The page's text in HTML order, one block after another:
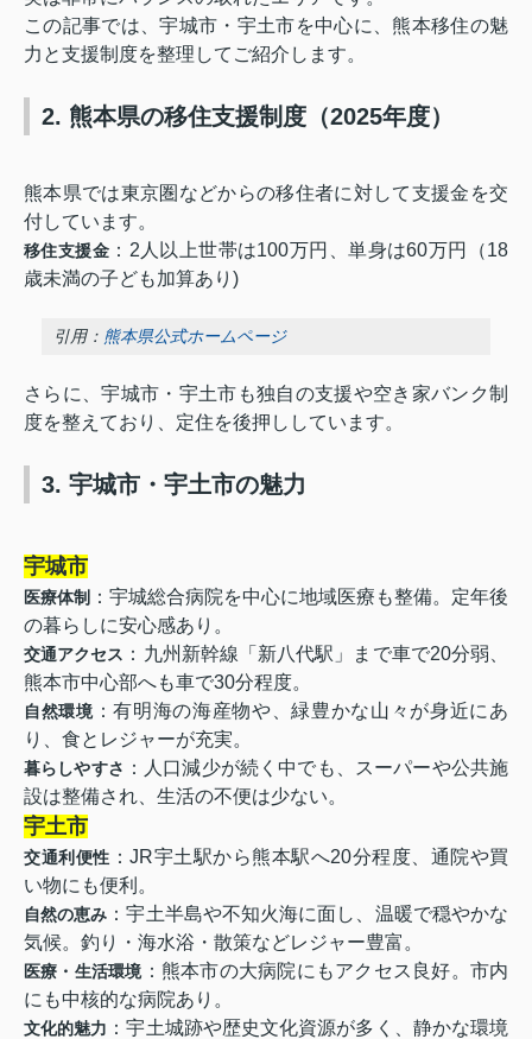
この記事では、宇城市・宇土市を中心に、熊本移住の魅
力と支援制度を整理してご紹介します。
2. 熊本県の移住支援制度（2025年度）
熊本県では東京圏などからの移住者に対して支援金を交
付しています。
移住支援金 ：2人以上世帯は100万円、単身は60万円（18
歳未満の子ども加算あり)
引用： 熊本県公式ホームページ
さらに、宇城市・宇土市も独自の支援や空き家バンク制
度を整えており、定住を後押ししています。
3. 宇城市・宇土市の魅力
宇城市
医療体制
：宇城総合病院を中心に地域医療も整備。定年後
の暮らしに安心感あり。
交通アクセス ：九州新幹線「新八代駅」まで車で20分弱、
熊本市中心部へも車で30分程度。
自然環境：有明海の海産物や、緑豊かな山々が身近にあ
り、食とレジャーが充実。
暮らしやすさ ：人口減少が続く中でも、スーパーや公共施
設は整備され、生活の不便は少ない。
宇土市
交通利便性 ：JR宇土駅から熊本駅へ20分程度、通院や買
い物にも便利。
自然の恵み ：宇土半島や不知火海に面し、温暖で穏やかな
気候。釣り・海水浴・散策などレジャー豊富。
医療・生活環境：熊本市の大病院にもアクセス良好。市内
にも中核的な病院あり。
文化的魅力 ：宇土城跡や歴史文化資源が多く、静かな環境